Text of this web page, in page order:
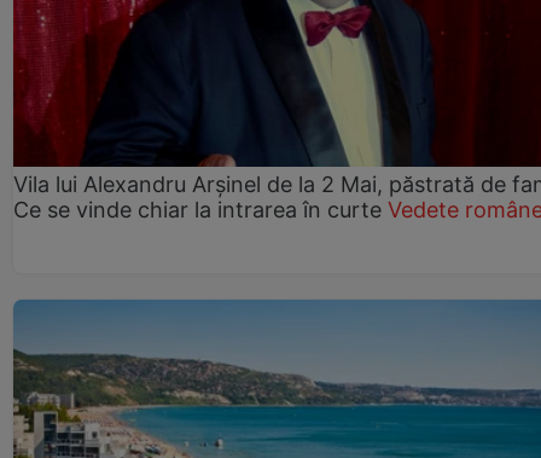
Vila lui Alexandru Arșinel de la 2 Mai, păstrată de
Ce se vinde chiar la intrarea în curte Vedete